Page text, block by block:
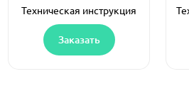
Техническая инструкция
Заказать